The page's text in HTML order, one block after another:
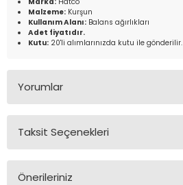
Malzeme: Kurşun
Kullanım Alanı: Balans ağırlıkları
Adet fiyatıdır.
Kutu: 20'li alımlarınızda kutu ile gönderilir.
Yorumlar
Taksit Seçenekleri
Önerileriniz